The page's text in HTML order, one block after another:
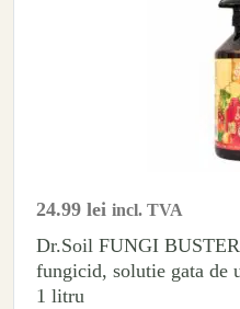
24.99 lei incl. TVA
Dr.Soil FUNGI
fungicid, solutie gata de
1 litru